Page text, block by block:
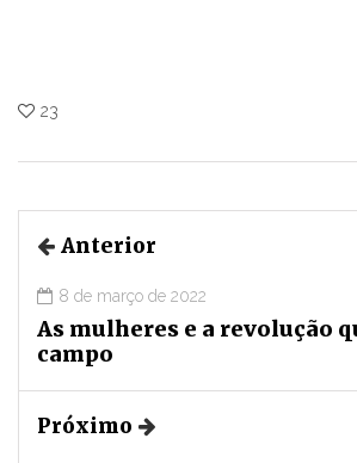
23
Anterior
8 de março de 2022
As mulheres e a revolução
campo
Próximo